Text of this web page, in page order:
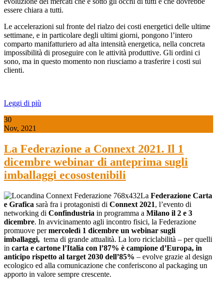
essere chiara a tutti.
Le accelerazioni sul fronte del rialzo dei costi energetici delle ultime
settimane, e in particolare degli ultimi giorni, pongono l’intero
comparto manifatturiero ad alta intensità energetica, nella concreta
impossibilità di proseguire con le attività produttive. Gli ordini ci
sono, ma in questo momento non riusciamo a trasferire i costi sui
clienti.
Leggi di più
30
Nov, 2021
La Federazione a Connext 2021. Il 1
dicembre webinar di anteprima sugli
imballaggi ecosostenibili
La Federazione Carta
e Grafica sarà fra i protagonisti di Connext 2021, l’evento di
networking di Confindustria in programma a Milano il 2 e 3
dicembre. In avvicinamento agli incontro fisici, la Federazione
promuove permercoledì 1 dicembre un webinar sugli
imballaggi, tema di grande attualità. La loro riciclabilità – per quelli
in carta e cartone l’Italia con l’87% è campione d’Europa, in
anticipo rispetto al target 2030 dell’85% – evolve grazie al design
ecologico ed alla comunicazione che conferiscono al packaging un
apporto in valore sempre crescente.